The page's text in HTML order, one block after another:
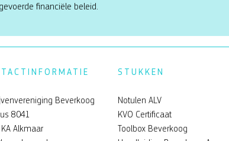
financiële beleid.
Beverkoog
8041
Alkmaar
STUKKEN
Notulen ALV
KVO Certificaat
Toolbox Beverkoog